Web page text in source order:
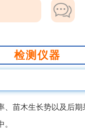
检测仪器
、苗木生长势以及后期